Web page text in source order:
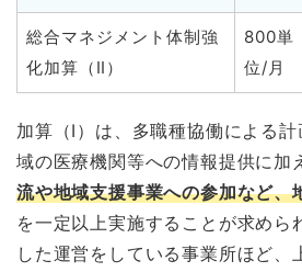
総合マネジメント体制強
化加算（Ⅱ）
800単
位/月
加算（Ⅰ）は、多職種協働による
域の医療機関等への情報提供に加
流や地域支援事業への参加など、
を一定以上実施することが求めら
した運営をしている事業所ほど、